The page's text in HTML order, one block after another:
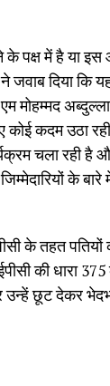
के पक्ष में है या
जवाब दिया कि
मोहम्मद
कदम उठा
चला रही है
के बारे
के तहत पतियों
की धारा 375
उन्हें छूट देकर